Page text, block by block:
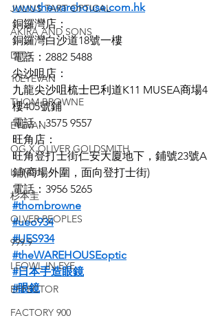
JULIUS TART OPTICAL
AKIRA AND SONS
DITA
10EYEVAN
THOM BROWNE
EYEVAN
OG X OLIVER GOLDSMITH
LUNOR
杉本圭
OLVER PEOPLES
999.9
LEOWL IN EYE
EFFECTOR
FACTORY 900
www.thewarehouse.com.hk
銅鑼灣店：
銅鑼灣白沙道18號一樓
電話：2882 5488
尖沙咀店：
九龍尖沙咀梳士巴利道K11 MUSEA商場4
樓405號鋪
電話：3575 9557
旺角店：
旺角登打士街仁安大廈地下，鋪號23號A
鋪(商場外圍，面向登打士街)
電話：3956 5265
#thombrowne
#ueo934
#UES934
#theWAREHOUSEoptic
#日本手造眼鏡
#眼鏡